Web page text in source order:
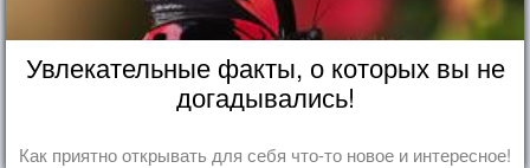
Увлекательные факты, о которых вы не
догадывались!
Как приятно открывать для себя что-то новое и интересное!